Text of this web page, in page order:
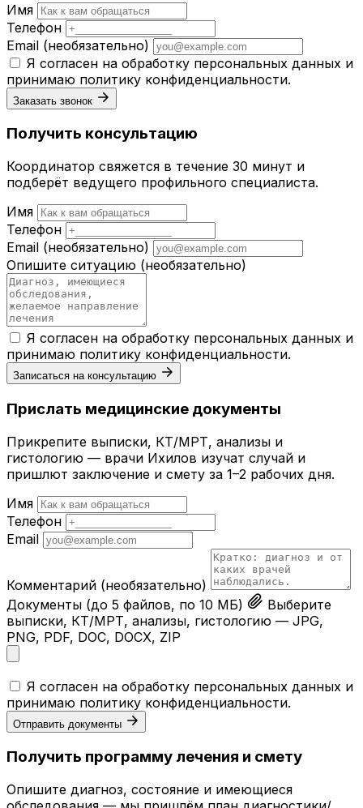
Имя
Телефон
Email (необязательно)
Я согласен на обработку персональных данных и
принимаю политику конфиденциальности.
Заказать звонок
Получить консультацию
Координатор свяжется в течение 30 минут и
подберёт ведущего профильного специалиста.
Имя
Телефон
Email (необязательно)
Опишите ситуацию (необязательно)
Я согласен на обработку персональных данных и
принимаю политику конфиденциальности.
Записаться на консультацию
Прислать медицинские документы
Прикрепите выписки, КТ/МРТ, анализы и
гистологию — врачи Ихилов изучат случай и
пришлют заключение и смету за 1–2 рабочих дня.
Имя
Телефон
Email
Комментарий (необязательно)
Документы (до 5 файлов, по 10 МБ)
Выберите
выписки, КТ/МРТ, анализы, гистологию — JPG,
PNG, PDF, DOC, DOCX, ZIP
Я согласен на обработку персональных данных и
принимаю политику конфиденциальности.
Отправить документы
Получить программу лечения и смету
Опишите диагноз, состояние и имеющиеся